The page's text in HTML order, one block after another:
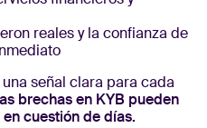
reales y la confianza de
señal clara para cada
brechas en KYB pueden
cuestión de días.